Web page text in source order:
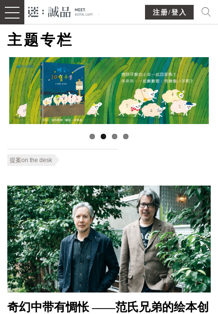
注册/登入
主题专栏
提案on the desk
奇幻中带有惆怅 ——范氏兄弟的绘本创